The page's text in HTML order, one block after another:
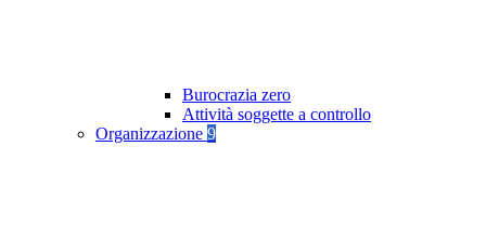
Burocrazia zero
Attività soggette a controllo
Organizzazione 9